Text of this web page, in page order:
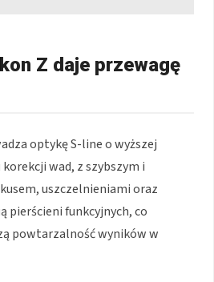
Z daje przewagę
optykę S-line o wyższej
wad, z szybszym i
uszczelnieniami oraz
pierścieni funkcyjnych, co
powtarzalność wyników w